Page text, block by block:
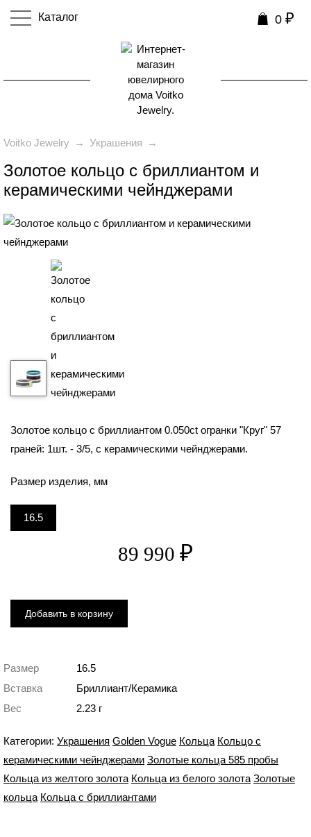
Каталог 0 ₽
Voitko Jewelry → Украшения →
Золотое кольцо с бриллиантом и
керамическими чейнджерами
Золотое кольцо с бриллиантом 0.050ct огранки "Круг" 57
граней: 1шт. - 3/5, с керамическими чейнджерами.
Размер изделия, мм
16.5
89 990₽
Размер
16.5
Вставка
Бриллиант/Керамика
Вес
2.23 г
Категории: Украшения Golden Vogue Кольца Кольцо с
керамическими чейнджерами Золотые кольца 585 пробы
Кольца из желтого золота Кольца из белого золота Золотые
кольца Кольца с бриллиантами